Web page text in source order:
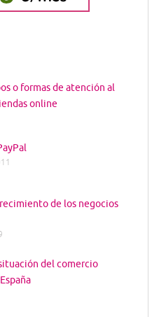
o formas de atención al
online
de los negocios
del comercio